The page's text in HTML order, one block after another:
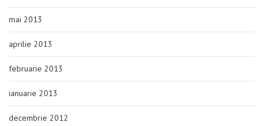
mai 2013
aprilie 2013
februarie 2013
ianuarie 2013
decembrie 2012